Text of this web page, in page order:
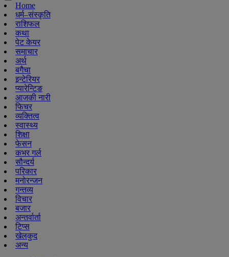
Home
धर्म–संस्कृति
राशिफल
कथा
पेट केयर
समाचार
अर्थ
बगैचा
इन्टेरियर
प्यारेन्टिङ
आजकी नारी
फिचर
व्यक्तित्व
स्वास्थ्य
शिक्षा
फेसन
कभर गर्ल
सौन्दर्य
परिकार
मनोरन्जन
गन्तव्य
विचार
बजार
अन्तर्वार्ता
टिप्स
खेलकुद
अन्य